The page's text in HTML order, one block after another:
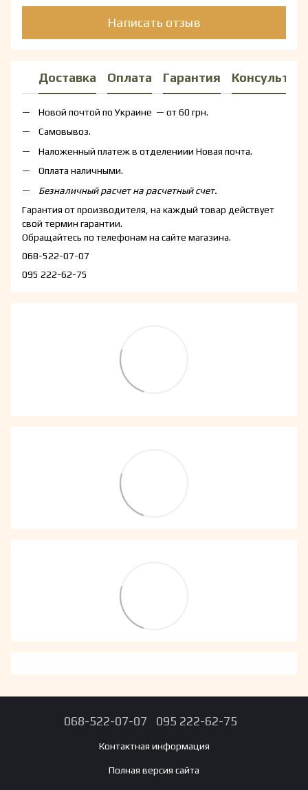
Написать отзыв
Доставка Оплата Гарантия
Новой почтой по Украине — от 60 грн.
Самовывоз.
Наложенный платеж в отделениии Новая почта.
Оплата наличными.
Безналичный расчет на расчетный счет.
Гарантия от производителя, на каждый товар действует
свой термин гарантии.
Обращайтесь по телефонам на сайте магазина.
068-522-07-07
095 222-62-75
068-522-07-07 095 222-62-75
Контактная информация
Полная версия сайта